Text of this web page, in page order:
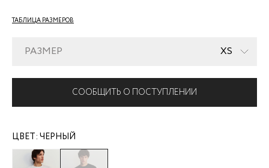
ТАБЛИЦА РАЗМЕРОВ
РАЗМЕР XS
СООБЩИТЬ О ПОСТУПЛЕНИИ
ЦВЕТ: ЧЕРНЫЙ